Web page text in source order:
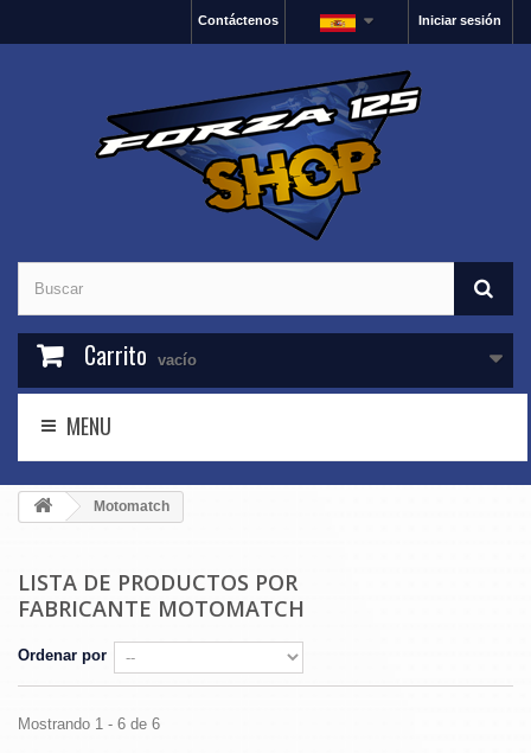
Iniciar sesión
Contáctenos
Carrito vacío
MENU
Motomatch
LISTA DE PRODUCTOS POR
FABRICANTE MOTOMATCH
Ordenar por
Mostrando 1 - 6 de 6